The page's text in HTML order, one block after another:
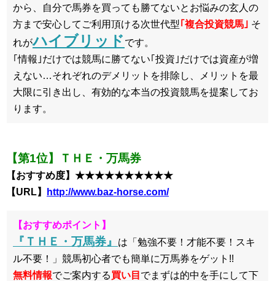
から、自分で馬券を買っても勝てないとお悩みの玄人の
方まで安心してご利用頂ける次世代型｢複合投資競馬｣ そ
れがハイブリッド です。
｢情報｣だけでは競馬に勝てない｢投資｣だけでは資産が増
えない…それぞれのデメリットを排除し、メリットを最
大限に引き出し、有効的な本当の投資競馬を提案してお
ります。
【第1位】ＴＨＥ・万馬券
【おすすめ度】★★★★★★★★★★
【URL】
http://www.baz-horse.com/
【おすすめポイント】
『ＴＨＥ・万馬券』
は「勉強不要！才能不要！スキ
ル不要！」競馬初心者でも簡単に万馬券をゲット!!
無料情報でご案内する買い目 でまずは的中を手にして下